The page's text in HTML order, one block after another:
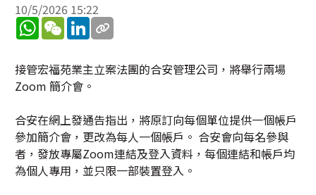
10/5/2026 15:22
WhatsApp
WeChatLinkedIn
接管宏福苑業主立案法團的合安管理公司，將舉行兩場
Zoom 簡介會。
合安在網上發通告指出，將原訂向每個單位提供一個帳戶
參加簡介會，更改為每人一個帳戶。 合安會向每名參與
者，發放專屬Zoom連結及登入資料，每個連結和帳戶均
為個人專用，並只限一部裝置登入。